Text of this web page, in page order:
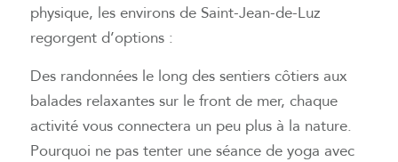
physique, les environs de Saint-Jean-de-Luz
regorgent d’options :
Des randonnées le long des sentiers côtiers aux
balades relaxantes sur le front de mer, chaque
activité vous connectera un peu plus à la nature.
Pourquoi ne pas tenter une séance de yoga avec